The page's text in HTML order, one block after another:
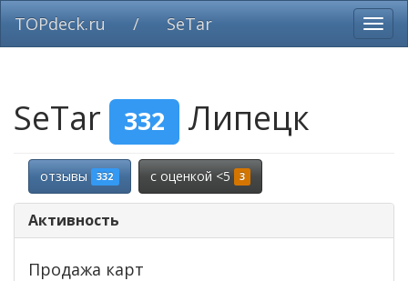
TOPdeck.ru / SeTar
SeTar 332 Липецк
отзывы 332 c оценкой <5 3
Активность
Продажа карт